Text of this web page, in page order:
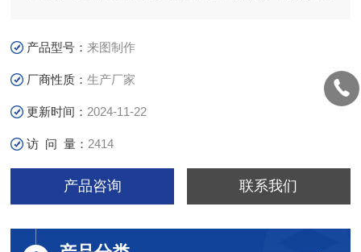
产品型号：来图制作
厂商性质：生产厂家
更新时间： 2024-11-22
访 问 量： 2414
产品咨询 联系我们